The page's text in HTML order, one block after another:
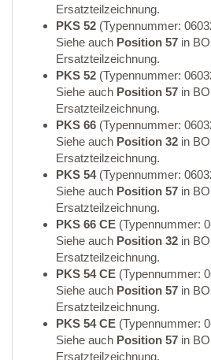
Ersatzteilzeichnung.
PKS 52 (Typennummer:
Siehe auch Position 57 in
Ersatzteilzeichnung.
PKS 52 (Typennummer:
Siehe auch Position 57 in
Ersatzteilzeichnung.
PKS 66 (Typennummer:
Siehe auch Position 32 in
Ersatzteilzeichnung.
PKS 54(Typennummer:
Siehe auch Position 57 in
Ersatzteilzeichnung.
PKS 66 CE (Typennummer:
Siehe auch Position 32 in
Ersatzteilzeichnung.
PKS 54 CE (Typennummer:
Siehe auch Position 57 in
Ersatzteilzeichnung.
PKS 54 CE (Typennummer:
Siehe auch Position 57 in
Ersatzteilzeichnung.